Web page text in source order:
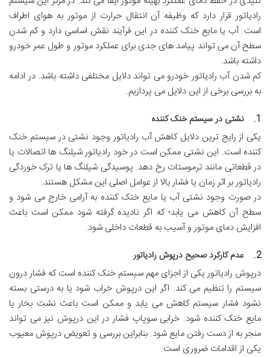
رادیاتور قرار دارد که وظیفه آن انتقال حرارت از موتور به هوای اطراف
است. آب یا مایع خنک کننده در این فرآیند نقش اساسی دارد و کم شدن
سطح آن می تواند پیامد های جدی برای عملکرد موتور و طول عمر خودرو
داشته باشد.
کم شدن آب رادیاتور خودرو می تواند دلایل مختلفی داشته باشد. در ادامه
به بررسی برخی از این دلایل می پردازیم.
1. نشتی در سیستم خنک کننده
یکی از رایج ترین دلایل کاهش آب رادیاتور وجود نشتی در سیستم خنک
کننده است. این نشتی ممکن است در خود رادیاتور شیلنگ ها اتصالات یا
در قطعاتی مانند ترموستات رخ دهد. پوسیدگی شیلنگ ها یا ترک خوردگی
رادیاتور بر اثر زمان یا فشار بالا از عوامل اصلی این مشکل هستند.
در صورت وجود نشتی آب یا مایع خنک کننده به آرامی خارج می شود و
سطح آن کاهش می یابد؛ که اگر نادیده گرفته شود ممکن است باعث
افزایش دمای موتور و آسیب به قطعات داخلی شود.
2. عدم کارکرد صحیح درپوش رادیاتور
درپوش رادیاتور یکی از اجزای مهم سیستم خنک کننده است که فشار درون
سیستم را تنظیم می کند. اگر این درپوش خراب شود یا به درستی بسته
نشود فشار سیستم کاهش می یابد و ممکن است باعث نشت بخار یا
مایع خنک کننده شود. خرابی سوپاپ فشار در این درپوش نیز می تواند
منجر به از دست رفتن مایع شود. بنابراین بررسی و تعویض درپوش معیوب
یکی از اقدامات ضروری است.